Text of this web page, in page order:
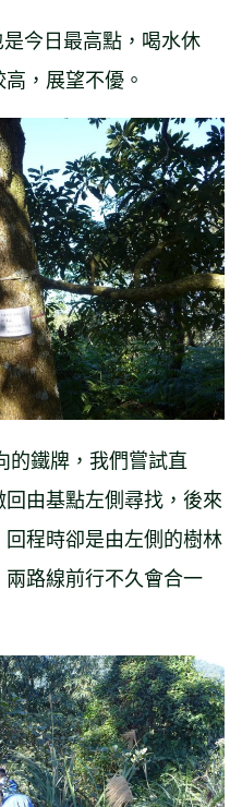
今日最高點，喝水休
，展望不優。
的鐵牌，我們嘗試直
由基點左側尋找，後來
程時卻是由左側的樹林
路線前行不久會合一